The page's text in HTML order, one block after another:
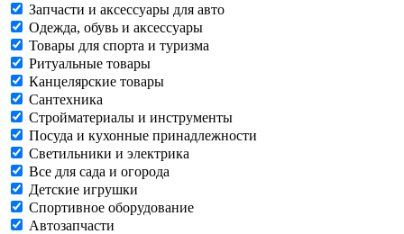
Запчасти и аксессуары для авто
Одежда, обувь и аксессуары
Товары для спорта и туризма
Ритуальные товары
Канцелярские товары
Сантехника
Стройматериалы и инструменты
Посуда и кухонные принадлежности
Светильники и электрика
Все для сада и огорода
Детские игрушки
Спортивное оборудование
Автозапчасти